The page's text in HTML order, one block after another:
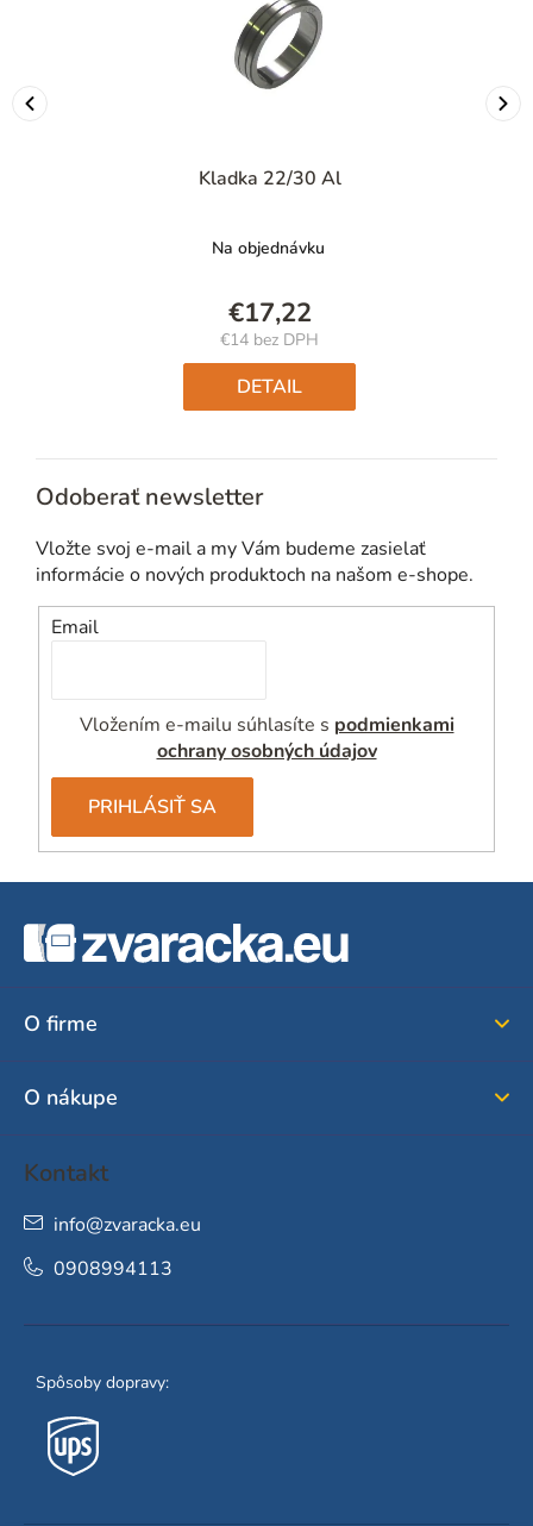
Kladka 22/30 Al
Na objednávku
€17,22
€14 bez DPH
Jednotková
cena:
DETAIL
Odoberať newsletter
Vložte svoj e-mail a my Vám budeme zasielať
informácie o nových produktoch na našom e-shope.
Email
Vložením e-mailu súhlasíte s podmienkami
ochrany osobných údajov
PRIHLÁSIŤ SA
O firme
O nákupe
Kontakt
info@zvaracka.eu
0908994113
Spôsoby dopravy: